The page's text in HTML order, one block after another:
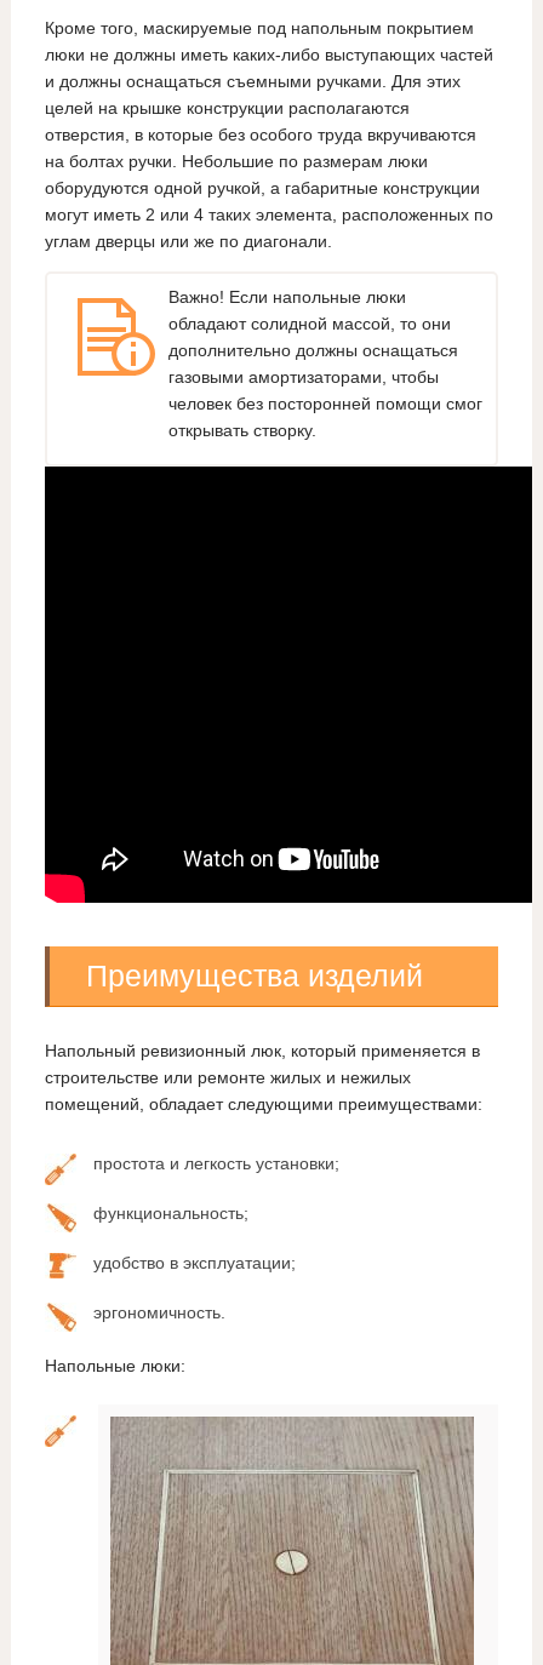
Кроме того, маскируемые под напольным покрытием
люки не должны иметь каких-либо выступающих частей
и должны оснащаться съемными ручками. Для этих
целей на крышке конструкции располагаются
отверстия, в которые без особого труда вкручиваются
на болтах ручки. Небольшие по размерам люки
оборудуются одной ручкой, а габаритные конструкции
могут иметь 2 или 4 таких элемента, расположенных по
углам дверцы или же по диагонали.
Важно! Если напольные люки
обладают солидной массой, то они
дополнительно должны оснащаться
газовыми амортизаторами, чтобы
человек без посторонней помощи смог
открывать створку.
Преимущества изделий
Напольный ревизионный люк, который применяется в
строительстве или ремонте жилых и нежилых
помещений, обладает следующими преимуществами:
простота и легкость установки;
функциональность;
удобство в эксплуатации;
эргономичность.
Напольные люки: